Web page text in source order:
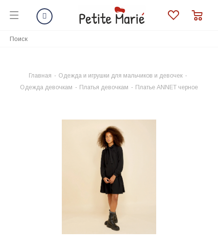
Главная - Одежда и игрушки для мальчиков и девочек -
Одежда девочкам - Платья девочкам - Платье ANNET черное